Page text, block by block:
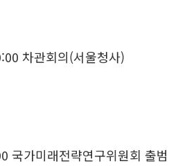
차관회의(서울청사)
국가미래전략연구위원회 출범